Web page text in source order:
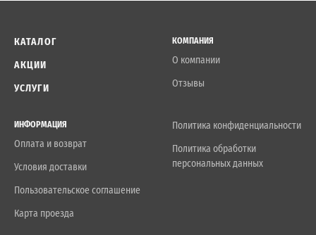
КАТАЛОГ
АКЦИИ
УСЛУГИ
КОМПАНИЯ
О компании
Отзывы
ИНФОРМАЦИЯ
Оплата и возврат
Условия доставки
Пользовательское соглашение
Карта проезда
Политика конфиденциальности
Политика обработки
персональных данных